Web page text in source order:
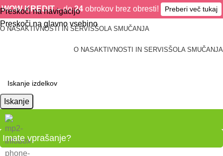
WOW KREDIT –do24 obrokov brez obresti! Preberi več tukaj
Preskoči na navigacijo
Preskoči na glavno vsebino
O NASAKTIVNOSTI IN SERVISŠOLA SMUČANJA
O NASAKTIVNOSTI IN SERVISŠOLA SMUČANJA
Iskanje
Imate vprašanje?